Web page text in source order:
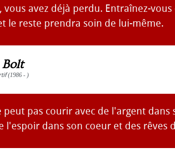
avez déjà perdu. Entraînez-
le reste prendra soin de lui-même.
(1986 - )
peut pas courir avec de l'argent dans
l'espoir dans son coeur et des rêves